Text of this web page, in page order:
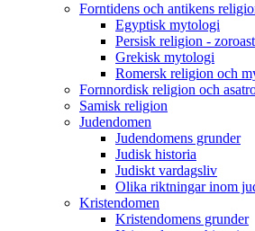
Forntidens och antikens
Egyptisk mytologi
Persisk religion -
Grekisk mytologi
Romersk religion och
Fornnordisk religion och
Samisk religion
Judendomen
Judendomens grunder
Judisk historia
Judiskt vardagsliv
Olika riktningar inom
Kristendomen
Kristendomens grunder